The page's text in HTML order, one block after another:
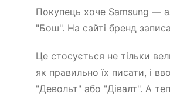
Покупець хоче Samsung —
"Бош". На сайті бренд
Це стосується не тільки
як правильно їх писати, і
"Девольт" або "Дівалт". А